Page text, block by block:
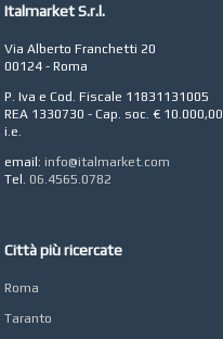
Italmarket S.r.l.
Via Alberto Franchetti 20
00124 - Roma
P. Iva e Cod. Fiscale 11831131005
REA 1330730 - Cap. soc. € 10.000,00
i.e.
email: info@italmarket.com
Tel. 06.4565.0782
Città più ricercate
Roma
Taranto